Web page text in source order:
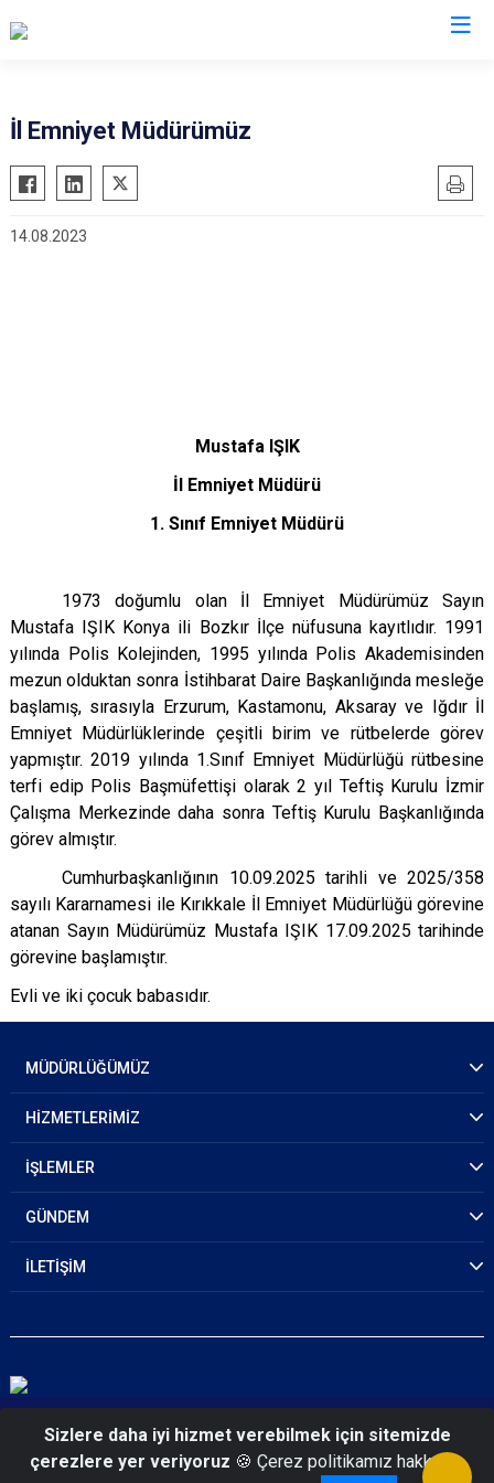
İl Emniyet Müdürümüz
14.08.2023
Mustafa IŞIK
İl Emniyet Müdürü
1. Sınıf Emniyet Müdürü
1973 doğumlu olan İl Emniyet Müdürümüz Sayın
Mustafa IŞIK Konya ili Bozkır İlçe nüfusuna kayıtlıdır. 1991
yılında Polis Kolejinden, 1995 yılında Polis Akademisinden
mezun olduktan sonra İstihbarat Daire Başkanlığında mesleğe
başlamış, sırasıyla Erzurum, Kastamonu, Aksaray ve Iğdır İl
Emniyet Müdürlüklerinde çeşitli birim ve rütbelerde görev
yapmıştır. 2019 yılında 1.Sınıf Emniyet Müdürlüğü rütbesine
terfi edip Polis Başmüfettişi olarak 2 yıl Teftiş Kurulu İzmir
Çalışma Merkezinde daha sonra Teftiş Kurulu Başkanlığında
görev almıştır.
Cumhurbaşkanlığının 10.09.2025 tarihli ve 2025/358
sayılı Kararnamesi ile Kırıkkale İl Emniyet Müdürlüğü görevine
atanan Sayın Müdürümüz Mustafa IŞIK 17.09.2025 tarihinde
görevine başlamıştır.
Evli ve iki çocuk babasıdır.
MÜDÜRLÜĞÜMÜZ
HİZMETLERİMİZ
İŞLEMLER
GÜNDEM
İLETİŞİM
© 2026 Kırıkkale Emniyet Müdürlüğü
Sizlere daha iyi hizmet verebilmek için sitemizde
çerezlere yer veriyoruz 🍪 Çerez politikamız hakkında